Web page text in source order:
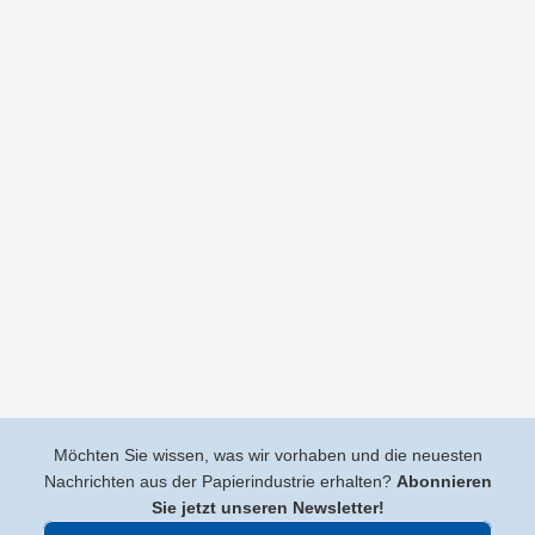
Möchten Sie wissen, was wir vorhaben und die neuesten
Nachrichten aus der Papierindustrie erhalten? Abonnieren
Sie jetzt unseren Newsletter!